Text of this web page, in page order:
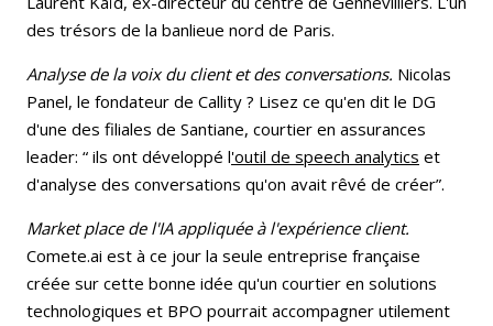
des trésors de la banlieue nord de Paris.
Analyse de la voix du client et des conversations. Nicolas
Panel, le fondateur de Callity ? Lisez ce qu'en dit le DG
d'une des filiales de Santiane, courtier en assurances
leader: “ ils ont développé l'outil de speech analytics et
d'analyse des conversations qu'on avait rêvé de créer”.
Market place de l'IA appliquée à l'expérience client.
Comete.ai est à ce jour la seule entreprise française
créée sur cette bonne idée qu'un courtier en solutions
technologiques et BPO pourrait accompagner utilement